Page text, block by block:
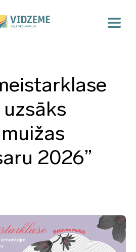
2026”